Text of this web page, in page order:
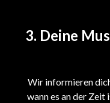
3. Deine
Wir informieren
wann es an der Zeit